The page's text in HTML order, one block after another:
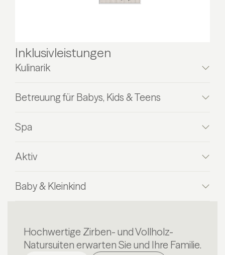
Inklusivleistungen
Kulinarik
Betreuung für Babys, Kids & Teens
Spa
Aktiv
Baby & Kleinkind
Hochwertige Zirben- und Vollholz-
Natursuiten erwarten Sie und Ihre Familie.